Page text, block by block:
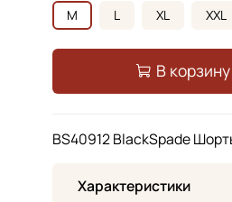
M
L XL XXL
В корзину
BS40912 BlackSpade
Характеристики